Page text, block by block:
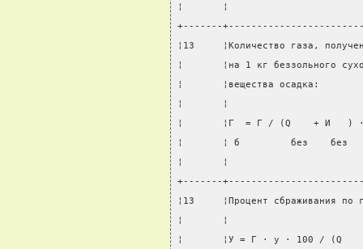
¦       ¦
+-------
¦13     ¦Количество газа,
¦       ¦на 1 кг
¦       ¦вещества осадка:
¦       ¦
¦       ¦Г  = Г / (Q    + И   )
¦       ¦ б         без    без
¦       ¦
+-------
¦13     ¦Процент сбраживания
¦       ¦
¦       ¦У = Г · y · 100 /